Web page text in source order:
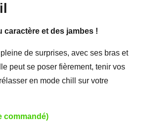
caractère et des jambes !
de surprises, avec ses bras et
peut se poser fièrement, tenir vos
en mode chill sur votre
commandé)